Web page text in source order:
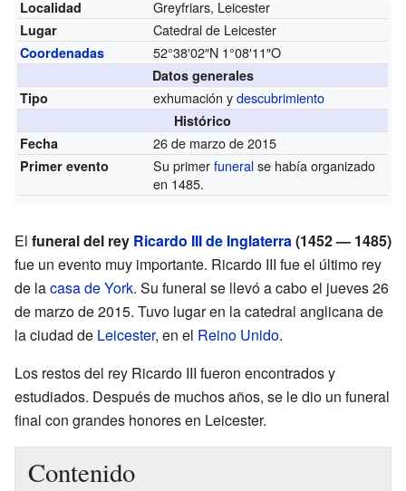
Localidad Greyfriars, Leicester
Lugar Catedral de Leicester
Coordenadas 52°38′02″N 1°08′11″O
Datos generales
Tipo
exhumación ydescubrimiento
Histórico
Fecha
26 de marzo de 2015
Primer evento Su primerfuneralse había organizado
en 1485.
El funeral del rey Ricardo III de Inglaterra(1452 — 1485)
fue un evento muy importante. Ricardo III fue el último rey
de lacasa de York. Su funeral se llevó a cabo el jueves 26
de marzo de 2015. Tuvo lugar en la catedral anglicana de
la ciudad de Leicester, en el Reino Unido.
Los restos del rey Ricardo III fueron encontrados y
estudiados. Después de muchos años, se le dio un funeral
final con grandes honores en Leicester.
Contenido